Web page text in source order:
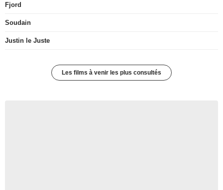
Fjord
Soudain
Justin le Juste
Les films à venir les plus consultés